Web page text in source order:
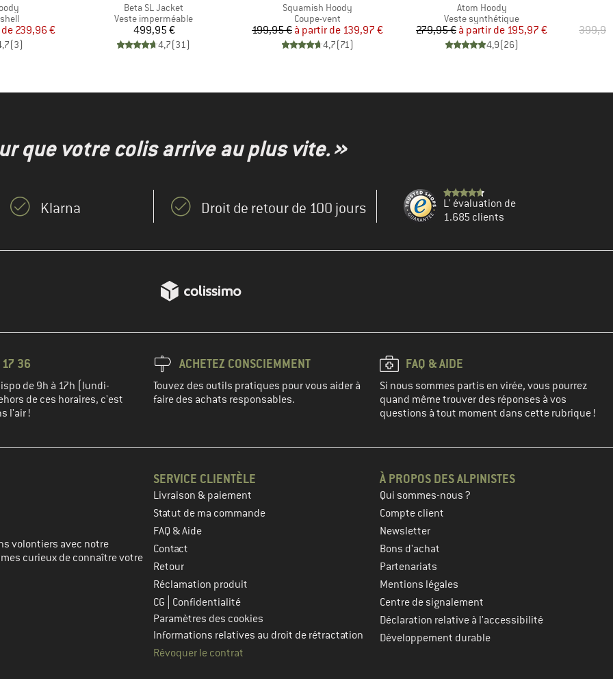
réduit
239,96 €
(3)
Article
Beta SL Jacket
Product group
Veste imperméable
Prix
499,95 €
4,7(31)
Article
Squamish Hoody
Product group
Coupe-vent
Prix
199,95 € Prix réduit
à partir de 139,97 €
4,7(71)
Article
Atom Hoody
Product group
Veste synthétique
Prix
279,95 € Prix réduit
à partir de 195,97 €
4,9(26)
que votre colis arrive au plus vite. »
Klarna Droit de retour de 100 jours
L' évaluation de
1.685 clients
36
de 9h à 17h (lundi-
de ces horaires, c'est
l'air !
ACHETEZ CONSCIEMMENT
Touvez des outils pratiques pour vous aider à
faire des achats responsables.
FAQ & AIDE
Si nous sommes partis en virée, vous pourrez
quand même trouver des réponses à vos
questions à tout moment dans cette rubrique !
étape
volontiers avec notre
curieux de connaître votre
SERVICE CLIENTÈLE
Livraison & paiement
Statut de ma commande
FAQ & Aide
Contact
Retour
Réclamation produit
CG
Confidentialité
Paramètres des cookies
Informations relatives au droit de rétractation
Révoquer le contrat
À PROPOS DES ALPINISTES
Qui sommes-nous ?
Compte client
Newsletter
Bons d'achat
Partenariats
Mentions légales
Centre de signalement
Déclaration relative à l'accessibilité
Développement durable